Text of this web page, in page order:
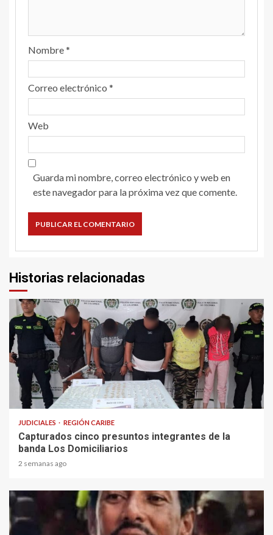
Nombre*
Correo electrónico *
Web
Guarda mi nombre, correo electrónico y web en
este navegador para la próxima vez que comente.
Historias relacionadas
1 min read
JUDICIALES REGIÓN CARIBE
Capturados cinco presuntos integrantes de la
banda Los Domiciliarios
2 semanas ago